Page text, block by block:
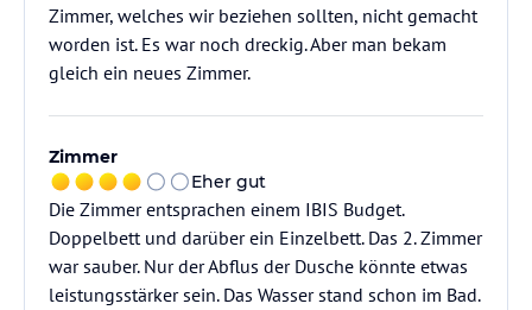
Zimmer, welches wir beziehen sollten, nicht gemacht
worden ist. Es war noch dreckig. Aber man bekam
gleich ein neues Zimmer.
Zimmer
Eher gut
Die Zimmer entsprachen einem IBIS Budget.
Doppelbett und darüber ein Einzelbett. Das 2. Zimmer
war sauber. Nur der Abflus der Dusche könnte etwas
leistungsstärker sein. Das Wasser stand schon im Bad.